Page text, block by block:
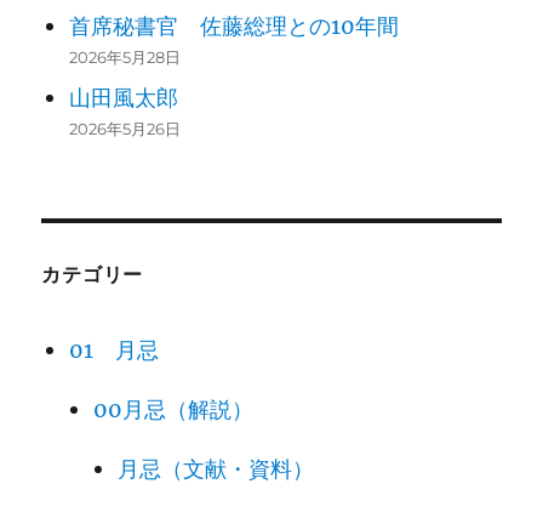
首席秘書官 佐藤総理との10年間
2026年5月28日
山田風太郎
2026年5月26日
カテゴリー
01 月忌
00月忌（解説）
月忌（文献・資料）